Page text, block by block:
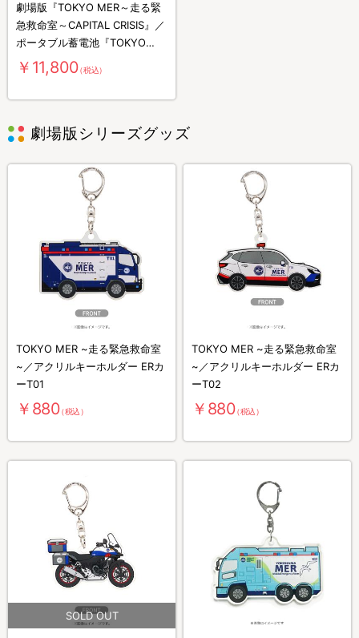
劇場版『TOKYO MER～走る緊
急救命室～CAPITAL CRISIS』／
ポータブル蓄電池『TOKYO
MER』防災コラボモデル
￥11,800（税込）
劇場版シリーズグッズ
TOKYO MER ~走る緊急救命室
~／アクリルキーホルダー ERカ
ーT01
￥880（税込）
TOKYO MER ~走る緊急救命室
~／アクリルキーホルダー ERカ
ーT02
￥880（税込）